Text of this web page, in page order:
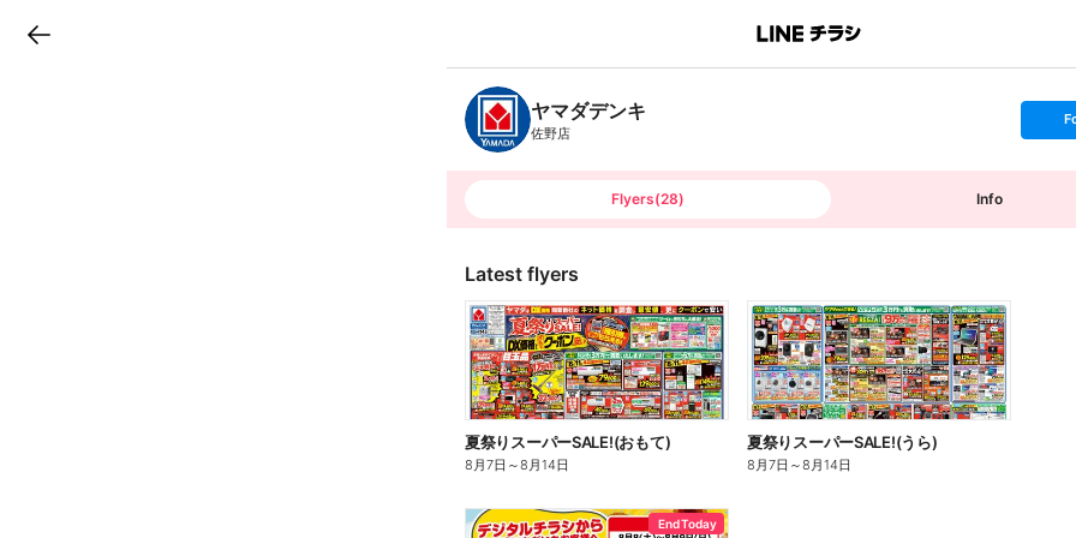
B
n
c
h
T
ヤマダデンキ
佐野店
s
t
o
Flyers(28) Info
Latest flyers
夏祭りスーパーSALE!(おもて)
8月7日 ～8月14日
夏祭りスーパーSALE!(うら)
8月7日 ～8月14日
End Today